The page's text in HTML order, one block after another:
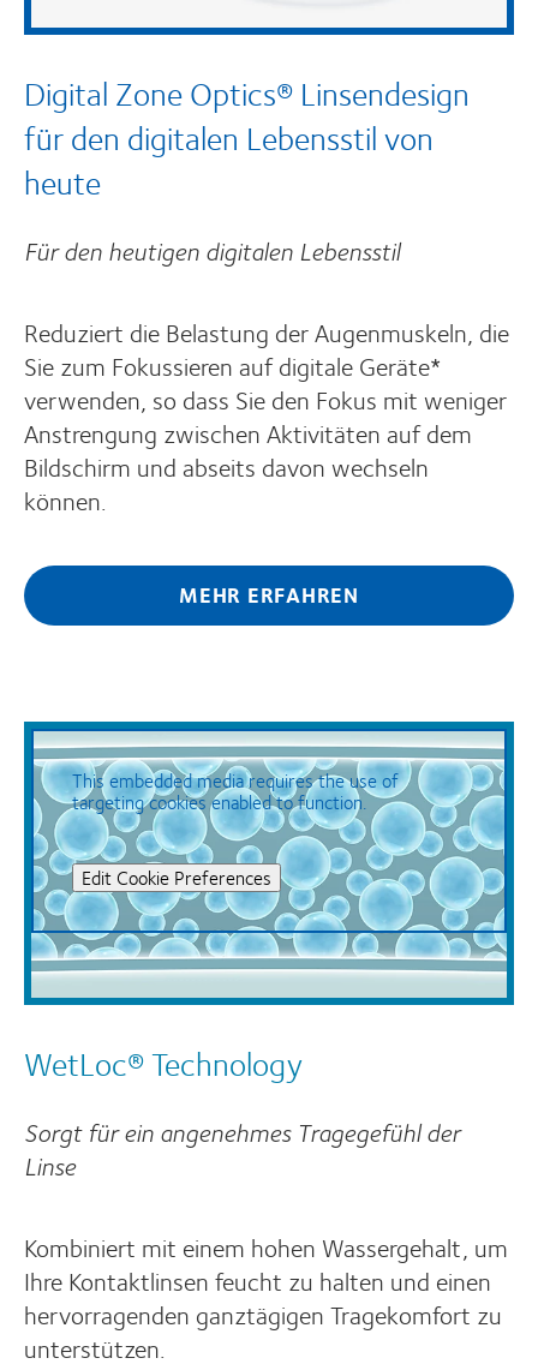
Digital Zone Optics® Linsendesign
für den digitalen Lebensstil von
heute
Für den heutigen digitalen Lebensstil
Reduziert die Belastung der Augenmuskeln, die
Sie zum Fokussieren auf digitale Geräte*
verwenden, so dass Sie den Fokus mit weniger
Anstrengung zwischen Aktivitäten auf dem
Bildschirm und abseits davon wechseln
können.
MEHR ERFAHREN
This embedded media requires the use of
targeting cookies enabled to function.
Edit Cookie Preferences
WetLoc® Technology
Sorgt für ein angenehmes Tragegefühl der
Linse
Kombiniert mit einem hohen Wassergehalt, um
Ihre Kontaktlinsen feucht zu halten und einen
hervorragenden ganztägigen Tragekomfort zu
unterstützen.